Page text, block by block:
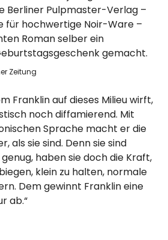
Berliner Pulpmaster-Verlag –
für hochwertige Noir-Ware –
Roman selber ein
gemacht.
Zeitung
Franklin auf dieses Milieu wirft,
noch diffamierend. Mit
Sprache macht er die
als sie sind. Denn sie sind
haben sie doch die Kraft,
klein zu halten, normale
Dem gewinnt Franklin eine
ab.“